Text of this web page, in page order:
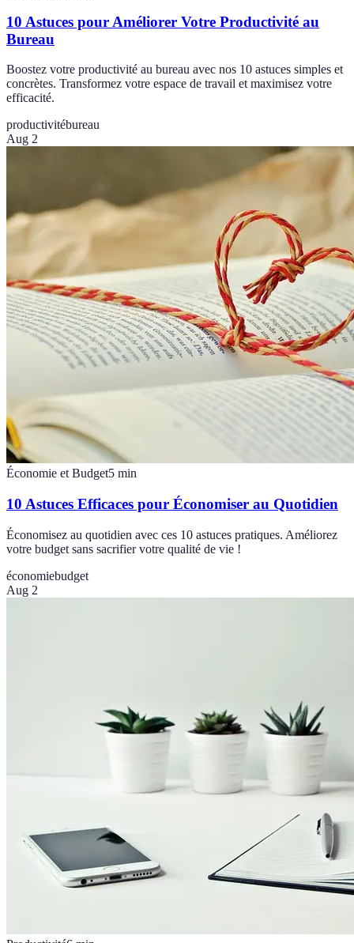
10 Astuces pour Améliorer Votre Productivité au
Bureau
Boostez votre productivité au bureau avec nos 10 astuces simples et
concrètes. Transformez votre espace de travail et maximisez votre
efficacité.
productivitébureau
Aug 2
Économie et Budget5 min
10 Astuces Efficaces pour Économiser au Quotidien
Économisez au quotidien avec ces 10 astuces pratiques. Améliorez
votre budget sans sacrifier votre qualité de vie !
économiebudget
Aug 2